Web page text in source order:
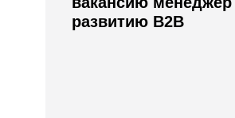
развитию B2B